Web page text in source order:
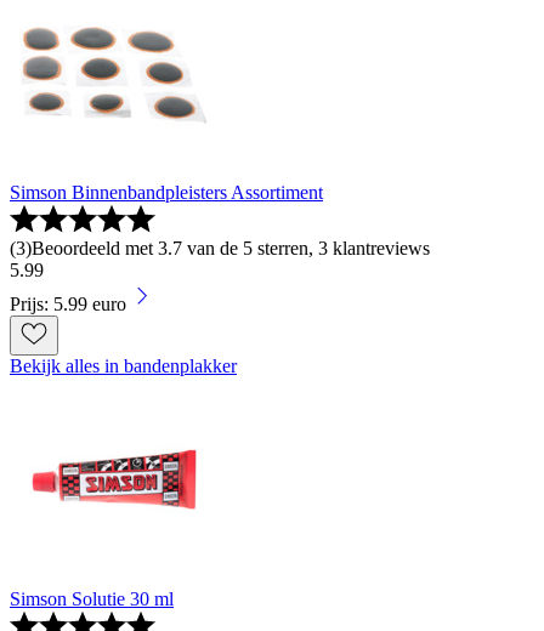
Simson Binnenbandpleisters Assortiment
(3)Beoordeeld met 3.7 van de 5 sterren, 3 klantreviews
5.99
Prijs: 5.99 euro
Bekijk alles in bandenplakker
Simson Solutie 30 ml